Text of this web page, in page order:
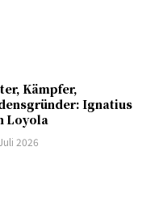
Kämpfer,
Ignatius
Loyola
2026